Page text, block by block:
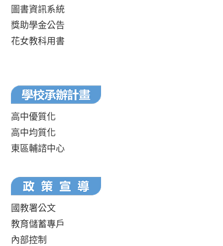
圖書資訊系統
獎助學金公告
花女教科用書
高中優質化
高中均質化
東區輔諮中心
國教署公文
教育儲蓄專戶
內部控制